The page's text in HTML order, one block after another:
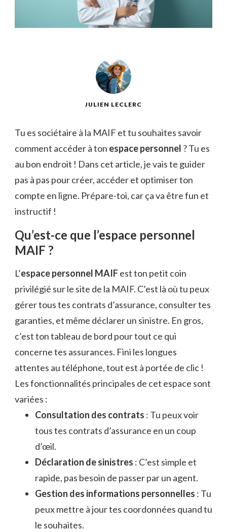
JULIEN LECLERC
Tu es sociétaire à la MAIF et tu souhaites savoir
comment accéder à ton espace personnel ? Tu es
au bon endroit ! Dans cet article, je vais te guider
pas à pas pour créer, accéder et optimiser ton
compte en ligne. Prépare-toi, car ça va être fun et
instructif !
Qu’est-ce que l’espace personnel
MAIF ?
L’espace personnel MAIF est ton petit coin
privilégié sur le site de la MAIF. C’est là où tu peux
gérer tous tes contrats d’assurance, consulter tes
garanties, et même déclarer un sinistre. En gros,
c’est ton tableau de bord pour tout ce qui
concerne tes assurances. Fini les longues
attentes au téléphone, tout est à portée de clic !
Les fonctionnalités principales de cet espace sont
variées :
Consultation des contrats : Tu peux voir
tous tes contrats d’assurance en un coup
d’œil.
Déclaration de sinistres : C’est simple et
rapide, pas besoin de passer par un agent.
Gestion des informations personnelles : Tu
peux mettre à jour tes coordonnées quand tu
le souhaites.